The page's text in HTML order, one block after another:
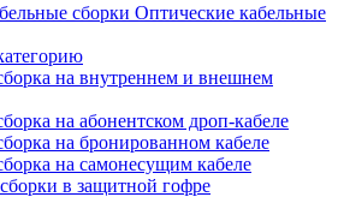
Оптические кабельные
на внутреннем и внешнем
на абонентском дроп-кабеле
на бронированном кабеле
на самонесущим кабеле
в защитной гофре